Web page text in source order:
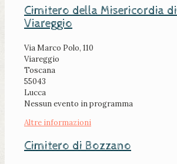
Cimitero della Misericordia di
Viareggio
Via Marco Polo, 110
Viareggio
Toscana
55043
Lucca
Nessun evento in programma
Altre informazioni
Cimitero di Bozzano